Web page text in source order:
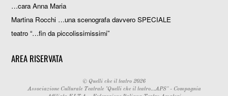
…cara Anna Maria
Martina Rocchi …una scenografa davvero SPECIALE
teatro “…fin da piccolissimissimi”
AREA RISERVATA
© Quelli che il teatro 2026
Associazione Culturale Teatrale "Quelli che il teatro...APS" - Compagnia